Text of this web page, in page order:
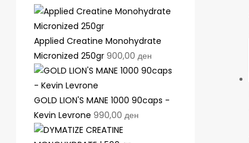
Applied Creatine Monohydrate
Micronized 250gr 900,00 ден
GOLD LION'S MANE 1000 90caps -
Kevin Levrone 990,00 ден